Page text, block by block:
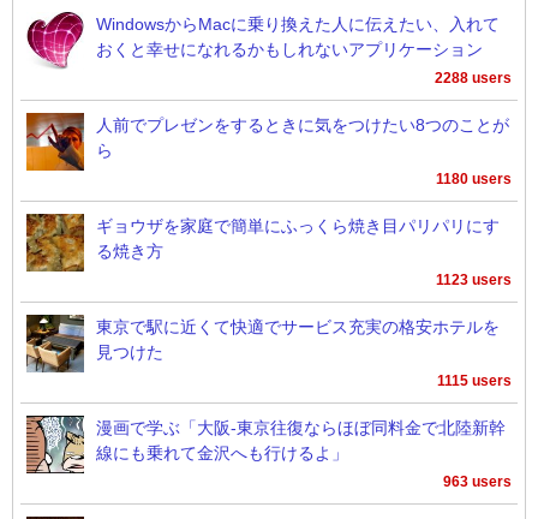
WindowsからMacに乗り換えた人に伝えたい、入れて
おくと幸せになれるかもしれないアプリケーション
2288 users
人前でプレゼンをするときに気をつけたい8つのことが
ら
1180 users
ギョウザを家庭で簡単にふっくら焼き目パリパリにす
る焼き方
1123 users
東京で駅に近くて快適でサービス充実の格安ホテルを
見つけた
1115 users
漫画で学ぶ「大阪-東京往復ならほぼ同料金で北陸新幹
線にも乗れて金沢へも行けるよ」
963 users